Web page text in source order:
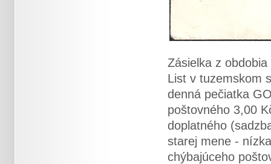
Zásielka z
List v tuzemskom
denná pečiatka
poštovného 3,00
doplatného
starej mene -
chýbajúceho